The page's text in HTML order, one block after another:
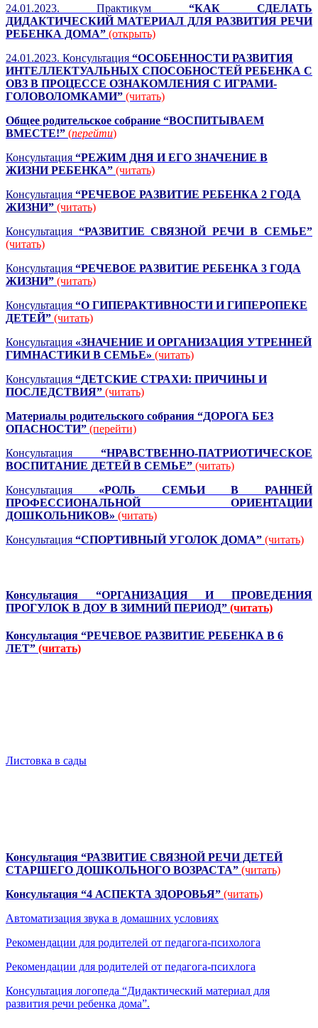
24.01.2023. Практикум “КАК СДЕЛАТЬ
ДИДАКТИЧЕСКИЙ МАТЕРИАЛ ДЛЯ РАЗВИТИЯ РЕЧИ
РЕБЕНКА ДОМА” (открыть)
24.01.2023. Консультация “ОСОБЕННОСТИ РАЗВИТИЯ
ИНТЕЛЛЕКТУАЛЬНЫХ СПОСОБНОСТЕЙ РЕБЕНКА С
ОВЗ В ПРОЦЕССЕ ОЗНАКОМЛЕНИЯ С ИГРАМИ-
ГОЛОВОЛОМКАМИ” (читать)
Общее родительское собрание “ВОСПИТЫВАЕМ
ВМЕСТЕ!” (перейти)
Консультация “РЕЖИМ ДНЯ И ЕГО ЗНАЧЕНИЕ В
ЖИЗНИ РЕБЕНКА” (читать)
Консультация “РЕЧЕВОЕ РАЗВИТИЕ РЕБЕНКА 2 ГОДА
ЖИЗНИ” (читать)
Консультация “РАЗВИТИЕ СВЯЗНОЙ РЕЧИ В СЕМЬЕ”
(читать)
Консультация “РЕЧЕВОЕ РАЗВИТИЕ РЕБЕНКА 3 ГОДА
ЖИЗНИ” (читать)
Консультация “О ГИПЕРАКТИВНОСТИ И ГИПЕРОПЕКЕ
ДЕТЕЙ” (читать)
Консультация «ЗНАЧЕНИЕ И ОРГАНИЗАЦИЯ УТРЕННЕЙ
ГИМНАСТИКИ В СЕМЬЕ» (читать)
Консультация “ДЕТСКИЕ СТРАХИ: ПРИЧИНЫ И
ПОСЛЕДСТВИЯ” (читать)
Материалы родительского собрания “ДОРОГА БЕЗ
ОПАСНОСТИ” (перейти)
Консультация “НРАВСТВЕННО-ПАТРИОТИЧЕСКОЕ
ВОСПИТАНИЕ ДЕТЕЙ В СЕМЬЕ” (читать)
Консультация «РОЛЬ СЕМЬИ В РАННЕЙ
ПРОФЕССИОНАЛЬНОЙ ОРИЕНТАЦИИ
ДОШКОЛЬНИКОВ» (читать)
Консультация “СПОРТИВНЫЙ УГОЛОК ДОМА” (читать)
Консультация “ОРГАНИЗАЦИЯ И ПРОВЕДЕНИЯ
ПРОГУЛОК В ДОУ В ЗИМНИЙ ПЕРИОД” (читать)
Консультация “РЕЧЕВОЕ РАЗВИТИЕ РЕБЕНКА В 6
ЛЕТ” (читать)
Листовка в сады
Консультация “РАЗВИТИЕ СВЯЗНОЙ РЕЧИ ДЕТЕЙ
СТАРШЕГО ДОШКОЛЬНОГО ВОЗРАСТА” (читать)
Консультация “4 АСПЕКТА ЗДОРОВЬЯ” (читать)
Автоматизация звука в домашних условиях
Рекомендации для родителей от педагога-психолога
Рекомендации для родителей от педагога-психлога
Консультация логопеда “Дидактический материал для
развития речи ребенка дома”.